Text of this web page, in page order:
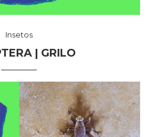
Insetos
| GRILO